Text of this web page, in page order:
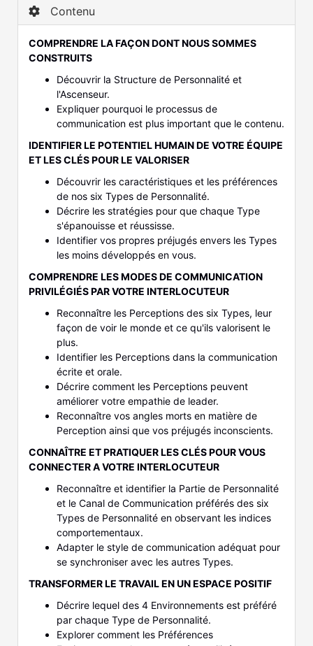
Contenu
COMPRENDRE LA FAÇON DONT NOUS SOMMES
CONSTRUITS
Découvrir la Structure de Personnalité et
l'Ascenseur.
Expliquer pourquoi le processus de
communication est plus important que le contenu.
IDENTIFIER LE POTENTIEL HUMAIN DE VOTRE ÉQUIPE
ET LES CLÉS POUR LE VALORISER
Découvrir les caractéristiques et les préférences
de nos six Types de Personnalité.
Décrire les stratégies pour que chaque Type
s'épanouisse et réussisse.
Identifier vos propres préjugés envers les Types
les moins développés en vous.
COMPRENDRE LES MODES DE COMMUNICATION
PRIVILÉGIÉS PAR VOTRE INTERLOCUTEUR
Reconnaître les Perceptions des six Types, leur
façon de voir le monde et ce qu'ils valorisent le
plus.
Identifier les Perceptions dans la communication
écrite et orale.
Décrire comment les Perceptions peuvent
améliorer votre empathie de leader.
Reconnaître vos angles morts en matière de
Perception ainsi que vos préjugés inconscients.
CONNAÎTRE ET PRATIQUER LES CLÉS POUR VOUS
CONNECTER A VOTRE INTERLOCUTEUR
Reconnaître et identifier la Partie de Personnalité
et le Canal de Communication préférés des six
Types de Personnalité en observant les indices
comportementaux.
Adapter le style de communication adéquat pour
se synchroniser avec les autres Types.
TRANSFORMER LE TRAVAIL EN UN ESPACE POSITIF
Décrire lequel des 4 Environnements est préféré
par chaque Type de Personnalité.
Explorer comment les Préférences